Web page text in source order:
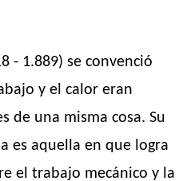
- 1.889) se convenció
y el calor eran
de una misma cosa. Su
es aquella en que logra
el trabajo mecánico y la